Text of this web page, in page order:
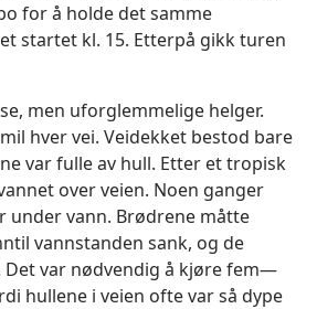
for å holde det samme
startet kl. 15. Etterpå gikk turen
men uforglemmelige helger.
hver vei. Veidekket bestod bare
var fulle av hull. Etter et tropisk
over veien. Noen ganger
under vann. Brødrene måtte
vannstanden sank, og de
Det var nødvendig å kjøre fem—
hullene i veien ofte var så dype